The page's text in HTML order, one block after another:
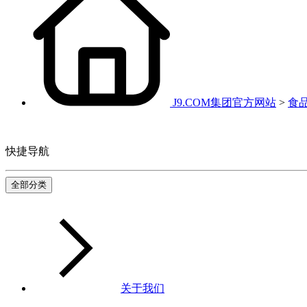
J9.COM集团官方网站 > 食
快捷导航
全部分类
关于我们